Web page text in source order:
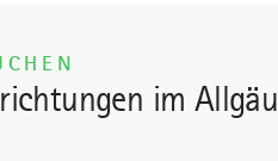
im Allgäu